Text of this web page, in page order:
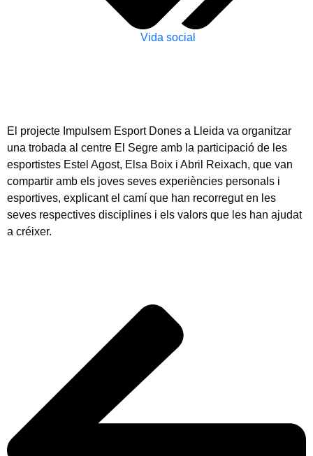
Vida social
El projecte Impulsem Esport Dones a Lleida va organitzar
una trobada al centre El Segre amb la participació de les
esportistes Estel Agost, Elsa Boix i Abril Reixach, que van
compartir amb els joves seves experiències personals i
esportives, explicant el camí que han recorregut en les
seves respectives disciplines i els valors que les han ajudat
a créixer.